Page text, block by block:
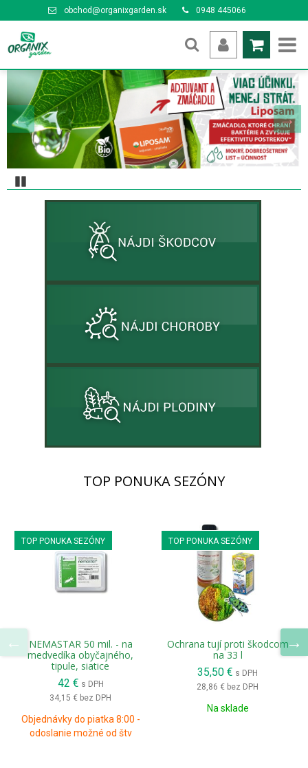
obchod@organixgarden.sk 0948 445066
TOP PONUKA SEZÓNY
TOP PONUKA SEZÓNY
NEMASTAR 50 mil. - na
medvedíka obyčajného,
tipule, siatice
42 € s DPH
34,15 € bez DPH
Objednávky do piatka 8:00 -
odoslanie možné od štv
TOP PONUKA SEZÓNY
Ochrana tují proti škodcom
na 33 l
35,50 € s DPH
28,86 € bez DPH
Na sklade